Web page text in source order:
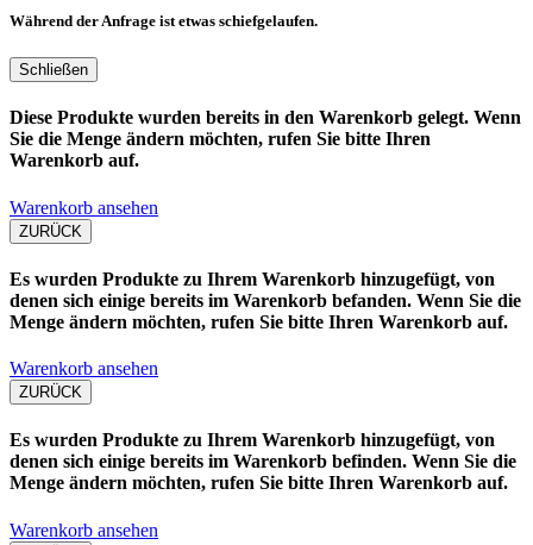
Während der Anfrage ist etwas schiefgelaufen.
Schließen
Diese Produkte wurden bereits in den Warenkorb gelegt. Wenn
Sie die Menge ändern möchten, rufen Sie bitte Ihren
Warenkorb auf.
Warenkorb ansehen
ZURÜCK
Es wurden Produkte zu Ihrem Warenkorb hinzugefügt, von
denen sich einige bereits im Warenkorb befanden. Wenn Sie die
Menge ändern möchten, rufen Sie bitte Ihren Warenkorb auf.
Warenkorb ansehen
ZURÜCK
Es wurden Produkte zu Ihrem Warenkorb hinzugefügt, von
denen sich einige bereits im Warenkorb befinden. Wenn Sie die
Menge ändern möchten, rufen Sie bitte Ihren Warenkorb auf.
Warenkorb ansehen